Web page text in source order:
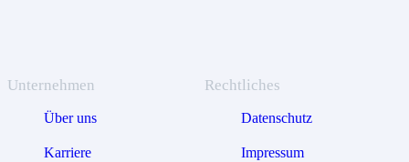
Unternehmen
Über uns
Karriere
Rechtliches
Datenschutz
Impressum